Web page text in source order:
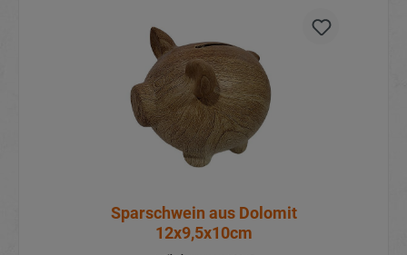
Sparschwein aus Dolomit
12x9,5x10cm